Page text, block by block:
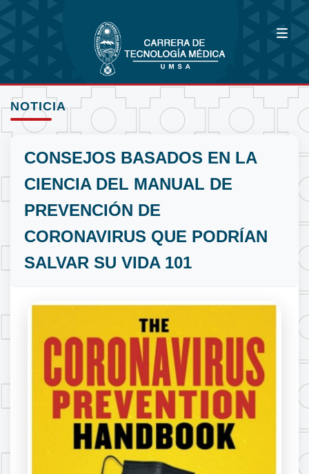
NOTICIA
CONSEJOS BASADOS EN LA
CIENCIA DEL MANUAL DE
PREVENCIÓN DE
CORONAVIRUS QUE PODRÍAN
SALVAR SU VIDA 101